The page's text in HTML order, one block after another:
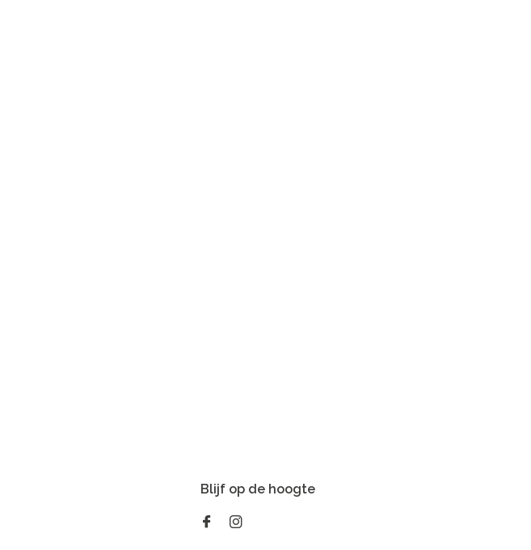
Blijf op de hoogte